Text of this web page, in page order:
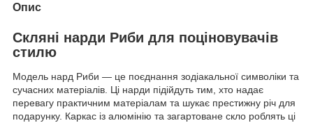
Опис
Скляні нарди Риби для поціновувачів
стилю
Модель нард Риби — це поєднання зодіакальної символіки та
сучасних матеріалів. Ці нарди підійдуть тим, хто надає
перевагу практичним матеріалам та шукає престижну річ для
подарунку. Каркас із алюмінію та загартоване скло роблять ці